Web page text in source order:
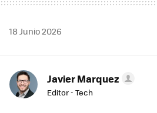
18 Junio 2026
Javier Marquez
Editor - Tech